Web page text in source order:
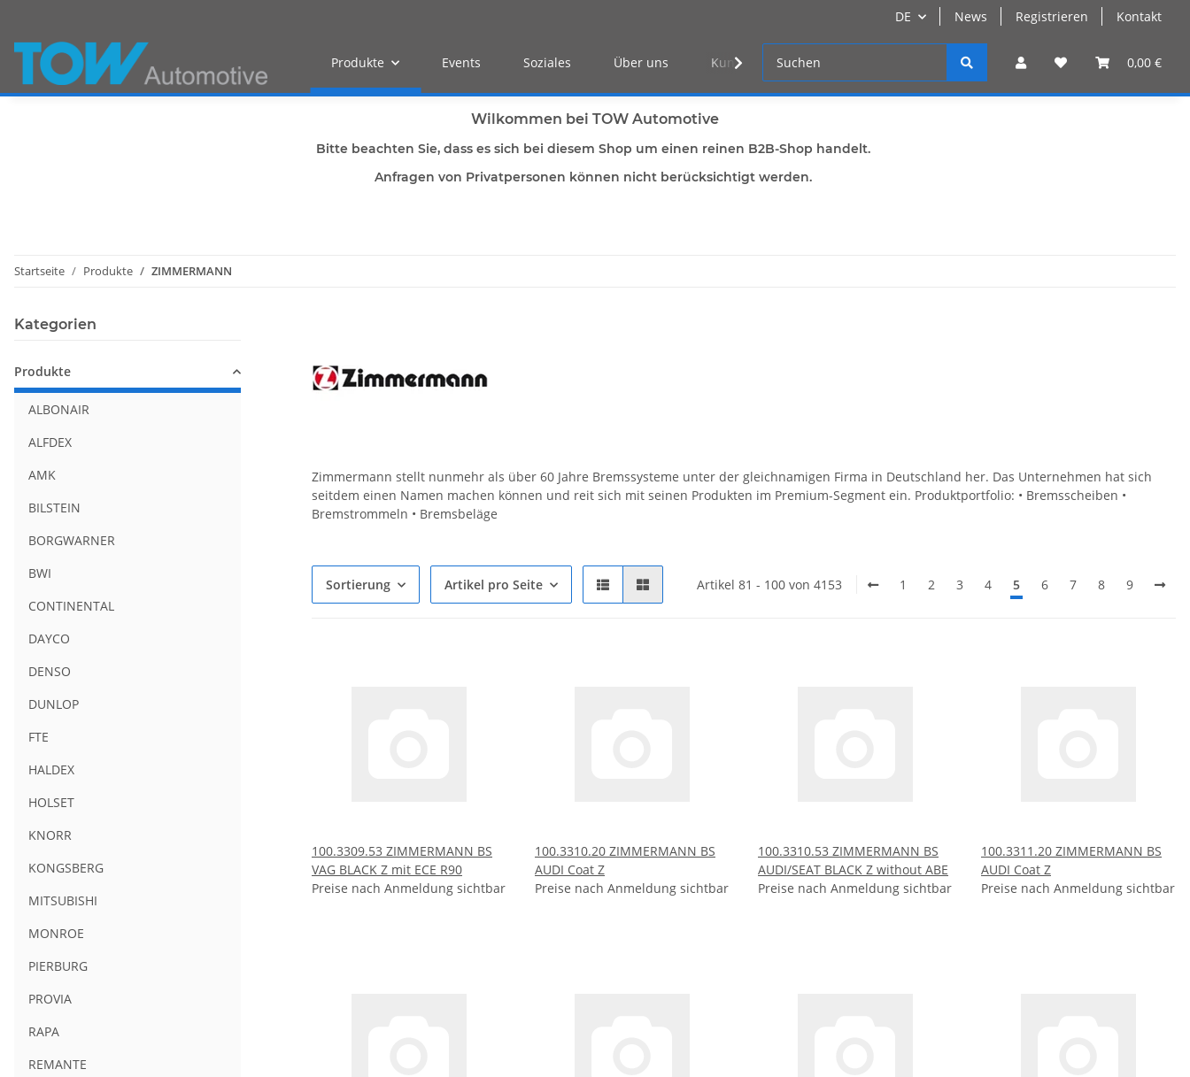
DE News Registrieren Kontakt
0,00 €
Produkte Events Soziales Über uns Kunden Log-in
Wilkommen bei TOW Automotive
Bitte beachten Sie, dass es sich bei diesem Shop um einen reinen B2B-Shop handelt.
Anfragen von Privatpersonen können nicht berücksichtigt werden.
Startseite Produkte ZIMMERMANN
Zimmermann stellt nunmehr als über 60 Jahre Bremssysteme unter der gleichnamigen Firma in Deutschland her. Das Unternehmen hat sich
seitdem einen Namen machen können und reit sich mit seinen Produkten im Premium-Segment ein. Produktportfolio: • Bremsscheiben •
Bremstrommeln • Bremsbeläge
Sortierung Artikel pro Seite Artikel 81 - 100 von 4153 1 2 3 4 5 6 7 8 9
100.3309.53 ZIMMERMANN BS
VAG BLACK Z mit ECE R90
Preise nach Anmeldung sichtbar
100.3310.20 ZIMMERMANN BS
AUDI Coat Z
Preise nach Anmeldung sichtbar
100.3310.53 ZIMMERMANN BS
AUDI/SEAT BLACK Z without ABE
Preise nach Anmeldung sichtbar
100.3311.20 ZIMMERMANN BS
AUDI Coat Z
Preise nach Anmeldung sichtbar
Kategorien
Produkte
ALBONAIR
ALFDEX
AMK
BILSTEIN
BORGWARNER
BWI
CONTINENTAL
DAYCO
DENSO
DUNLOP
FTE
HALDEX
HOLSET
KNORR
KONGSBERG
MITSUBISHI
MONROE
PIERBURG
PROVIA
RAPA
REMANTE